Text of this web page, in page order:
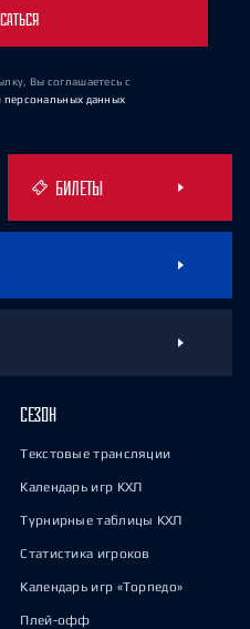
Вы соглашаетесь с
данных
БИЛЕТЫ
СЕЗОН
Текстовые трансляции
Календарь игр КХЛ
Турнирные таблицы КХЛ
Статистика игроков
Календарь игр «Торпедо»
Плей-офф